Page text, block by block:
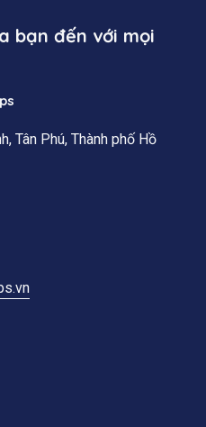
bạn đến với mọi
Tân Phú, Thành phố Hồ